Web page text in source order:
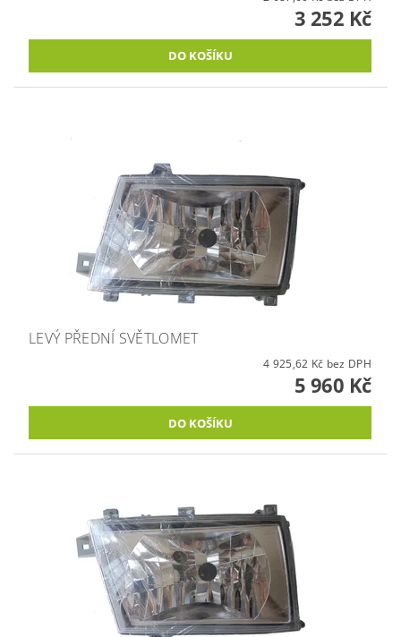
3 252 Kč
LEVÝ PŘEDNÍ SVĚTLOMET
4 925,62 Kč bez DPH
5 960 Kč